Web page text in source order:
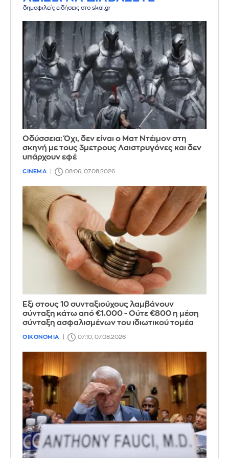
δημοφιλείς ειδήσεις στο skai.gr
Οδύσσεια: Όχι, δεν είναι ο Ματ Ντέιμον στη
σκηνή με τους 3μετρους Λαιστρυγόνες και δεν
υπάρχουν εφέ
CINEMA 08:06, 07.08.2026
Έξι στους 10 συνταξιούχους λαμβάνουν
σύνταξη κάτω από €1.000 - Ούτε €800 η μέση
σύνταξη ασφαλισμένων του ιδιωτικού τομέα
ΟΙΚΟΝΟΜΙΑ 07:10, 07.08.2026